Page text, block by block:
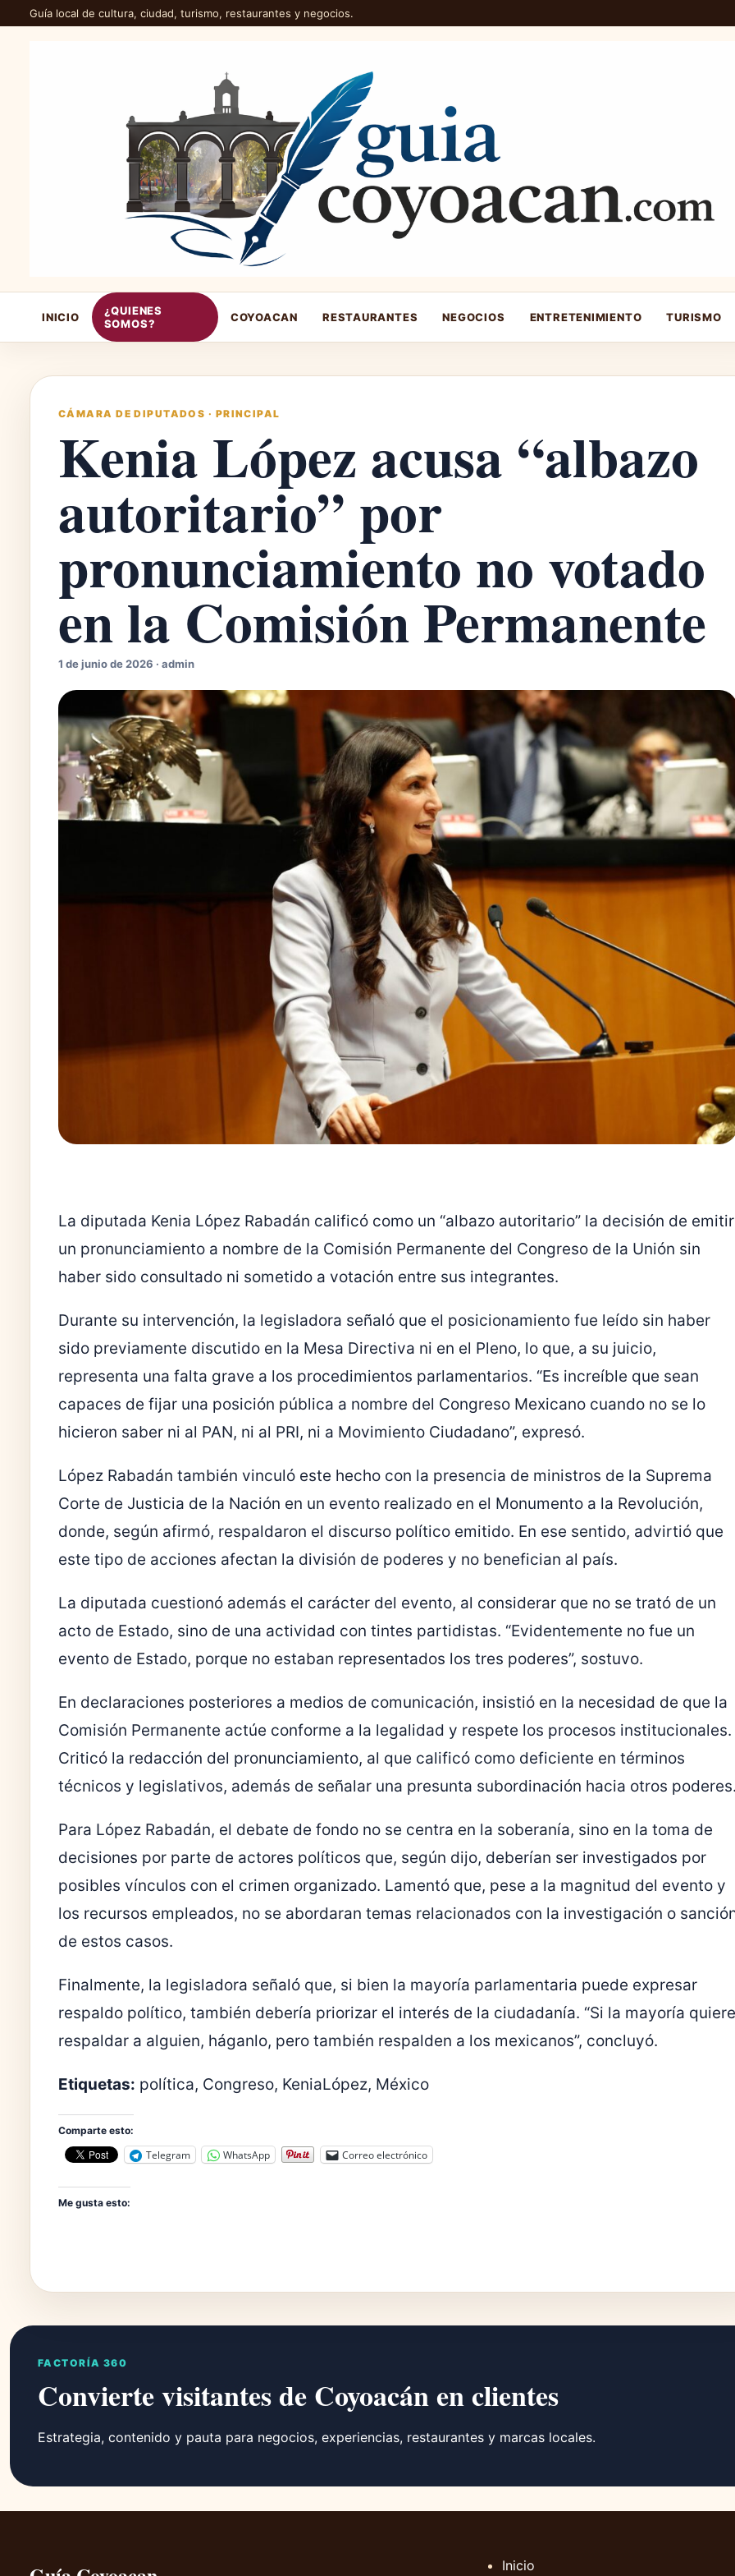
Guía local de cultura, ciudad, turismo, restaurantes y negocios.
INICIO
¿QUIENES
SOMOS?
COYOACAN RESTAURANTES NEGOCIOS ENTRETENIMIENTO TURISMO
CÁMARA DE DIPUTADOS · PRINCIPAL
Kenia López acusa “albazo
autoritario” por
pronunciamiento no votado
en la Comisión Permanente
1 de junio de 2026 · admin
La diputada Kenia López Rabadán calificó como un “albazo autoritario” la decisión de emitir
un pronunciamiento a nombre de la Comisión Permanente del Congreso de la Unión sin
haber sido consultado ni sometido a votación entre sus integrantes.
Durante su intervención, la legisladora señaló que el posicionamiento fue leído sin haber
sido previamente discutido en la Mesa Directiva ni en el Pleno, lo que, a su juicio,
representa una falta grave a los procedimientos parlamentarios. “Es increíble que sean
capaces de fijar una posición pública a nombre del Congreso Mexicano cuando no se lo
hicieron saber ni al PAN, ni al PRI, ni a Movimiento Ciudadano”, expresó.
López Rabadán también vinculó este hecho con la presencia de ministros de la Suprema
Corte de Justicia de la Nación en un evento realizado en el Monumento a la Revolución,
donde, según afirmó, respaldaron el discurso político emitido. En ese sentido, advirtió que
este tipo de acciones afectan la división de poderes y no benefician al país.
La diputada cuestionó además el carácter del evento, al considerar que no se trató de un
acto de Estado, sino de una actividad con tintes partidistas. “Evidentemente no fue un
evento de Estado, porque no estaban representados los tres poderes”, sostuvo.
En declaraciones posteriores a medios de comunicación, insistió en la necesidad de que la
Comisión Permanente actúe conforme a la legalidad y respete los procesos institucionales.
Criticó la redacción del pronunciamiento, al que calificó como deficiente en términos
técnicos y legislativos, además de señalar una presunta subordinación hacia otros
Para López Rabadán, el debate de fondo no se centra en la soberanía, sino en la toma de
decisiones por parte de actores políticos que, según dijo, deberían ser investigados por
posibles vínculos con el crimen organizado. Lamentó que, pese a la magnitud del evento y
los recursos empleados, no se abordaran temas relacionados con la investigación o
de estos casos.
Finalmente, la legisladora señaló que, si bien la mayoría parlamentaria puede expresar
respaldo político, también debería priorizar el interés de la ciudadanía. “Si la mayoría quiere
respaldar a alguien, háganlo, pero también respalden a los mexicanos”, concluyó.
Etiquetas: política, Congreso, KeniaLópez, México
Comparte esto:
Telegram WhatsApp Correo electrónico
Me gusta esto:
FACTORÍA 360
Convierte visitantes de Coyoacán en clientes
Estrategia, contenido y pauta para negocios, experiencias, restaurantes y marcas locales.
Inicio